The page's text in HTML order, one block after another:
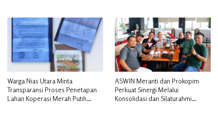
Warga Nias Utara Minta
Transparansi Proses Penetapan
Lahan Koperasi Merah Putih
ASWIN Meranti dan Prokopim
Perkuat Sinergi Melalui
Konsolidasi dan Silaturahmi